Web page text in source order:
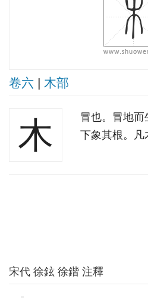
卷六 | 木部
木
冒也。冒地而
下象其根。凡
宋代 徐鉉 徐鍇 注釋